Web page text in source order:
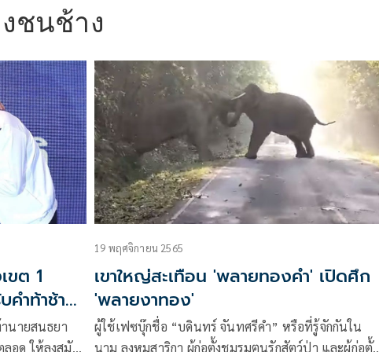
ชนช้าง
ขต 1
คำท้าช้าง
นายสนธยา
ด ให้ลงสมัคร
19 พฤศจิกายน 2565
เขาใหญ่สะเทือน 'พลายทองคำ' เปิดศึก
'พลายงาทอง'
ผู้ใช้เฟซบุ๊กชื่อ “บดินทร์ จันทศรีคำ” หรือที่รู้จักกันใน
นาม ลุงหมูสาริกา ผู้ก่อตั้งชมรมฅนรักสัตว์ป่า และผู้ก่อตั้ง